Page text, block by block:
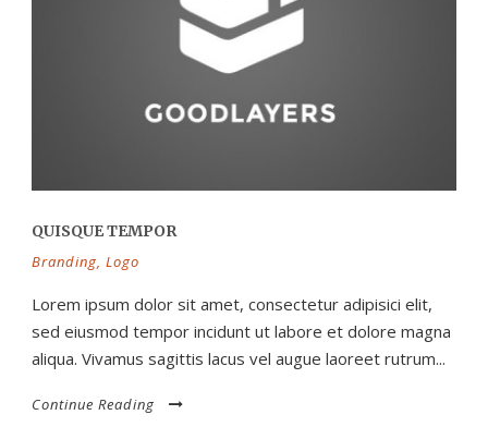
QUISQUE TEMPOR
Branding, Logo
Lorem ipsum dolor sit amet, consectetur adipisici elit,
sed eiusmod tempor incidunt ut labore et dolore magna
aliqua. Vivamus sagittis lacus vel augue laoreet rutrum...
Continue Reading